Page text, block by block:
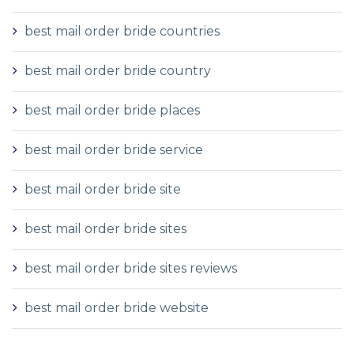
best mail order bride countries
best mail order bride country
best mail order bride places
best mail order bride service
best mail order bride site
best mail order bride sites
best mail order bride sites reviews
best mail order bride website